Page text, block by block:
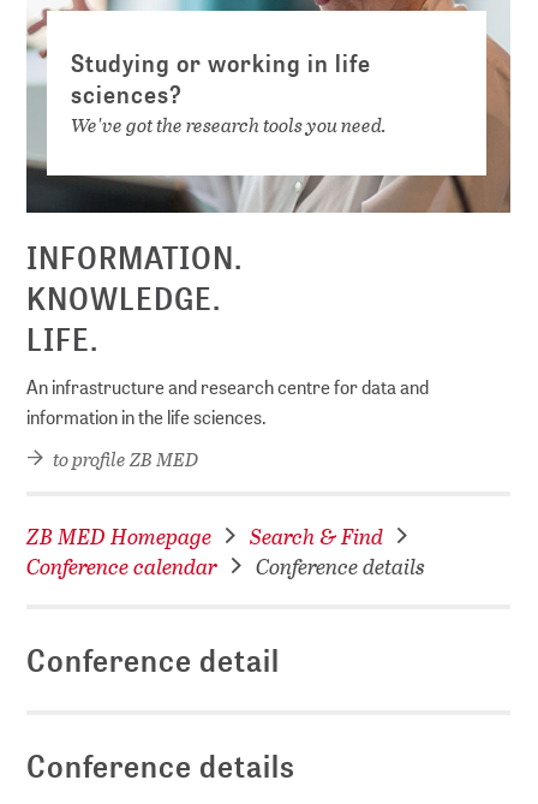
Studying or working in life
sciences?
We've got the research tools you need.
INFORMATION.
KNOWLEDGE.
LIFE.
An infrastructure and research centre for data and
information in the life sciences.
to profile ZB MED
ZB MED Homepage
Search & Find
Conference calendar
Conference details
Conference detail
Conference details